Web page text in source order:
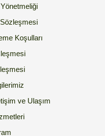
Koşulları
ve Ulaşım